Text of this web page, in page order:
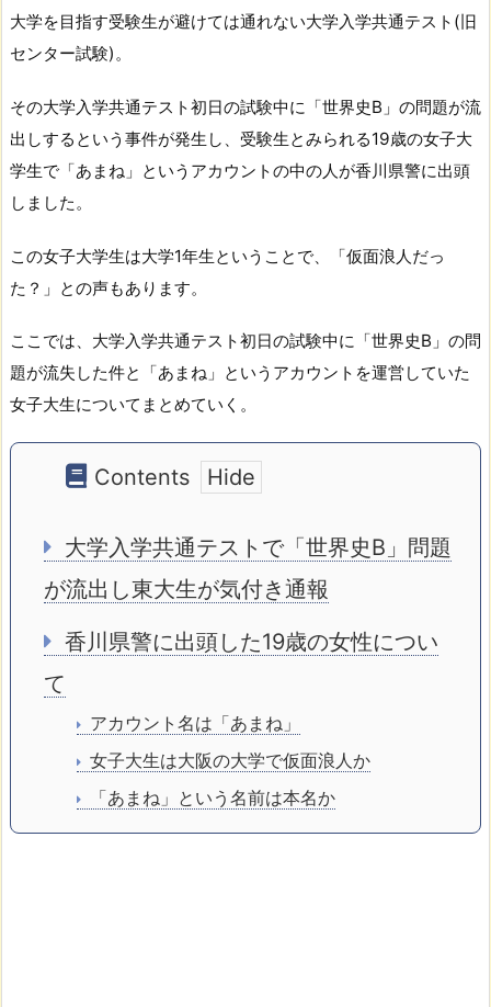
大学を目指す受験生が避けては通れない大学入学共通テスト(旧
センター試験)。
その大学入学共通テスト初日の試験中に「世界史B」の問題が流
出しするという事件が発生し、受験生とみられる19歳の女子大
学生で「あまね」というアカウントの中の人が香川県警に出頭
しました。
この女子大学生は大学1年生ということで、「仮面浪人だっ
た？」との声もあります。
ここでは、大学入学共通テスト初日の試験中に「世界史B」の問
題が流失した件と「あまね」というアカウントを運営していた
女子大生についてまとめていく。
Contents
大学入学共通テストで「世界史B」問題
が流出し東大生が気付き通報
香川県警に出頭した19歳の女性につい
て
アカウント名は「あまね」
女子大生は大阪の大学で仮面浪人か
「あまね」という名前は本名か